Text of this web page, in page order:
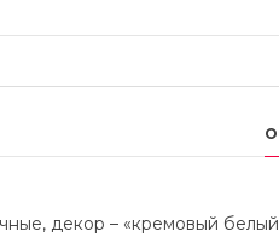
декор – «кремовый